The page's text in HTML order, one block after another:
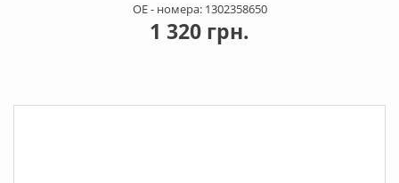
OE - номера: 1302358650
1 320 грн.